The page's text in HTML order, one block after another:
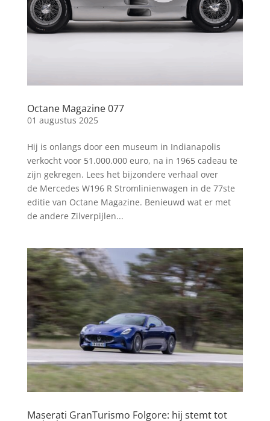
Octane Magazine 077
01 augustus 2025
Hij is onlangs door een museum in Indianapolis
verkocht voor 51.000.000 euro, na in 1965 cadeau te
zijn gekregen. Lees het bijzondere verhaal over
de Mercedes W196 R Stromlinienwagen in de 77ste
editie van Octane Magazine. Benieuwd wat er met
de andere Zilverpijlen...
Maserati GranTurismo Folgore: hij stemt tot